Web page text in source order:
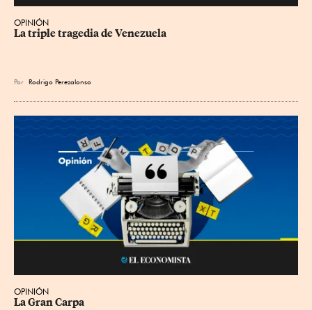
OPINIÓN
La triple tragedia de Venezuela
Por Rodrigo Perezalonso
OPINIÓN
La Gran Carpa